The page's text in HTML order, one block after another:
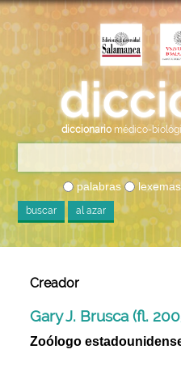
diccionario médico-
palabras lexemas
buscar al azar
Creador
Gary J. Brusca (fl.
Zoólogo